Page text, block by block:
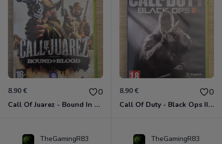
8.90 € 0
Call Of Juarez - Bound In Blood Xbox 360
8.90 € 0
Call Of Duty - Black Ops II Xbox 360
TheGamingR83 TheGamingR83